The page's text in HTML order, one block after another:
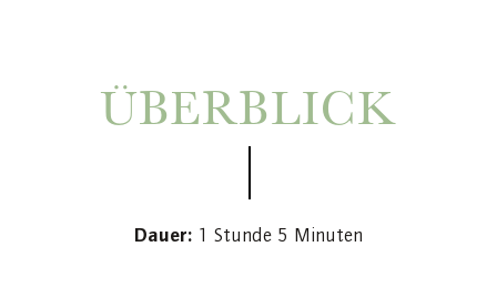
ÜBERBLICK
Dauer: 1 Stunde 5 Minuten